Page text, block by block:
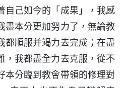
自己如今的「成果」，我感
盡本分更加努力了，無論教
都順服并竭力去完成；在盡
，我都盡全力去克服，從不
本分臨到教會帶領的修理對